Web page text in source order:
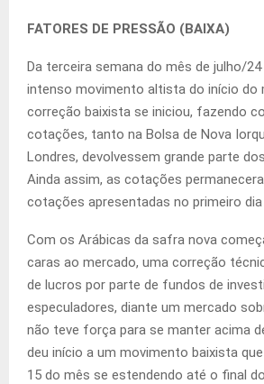
FATORES DE PRESSÃO (BAIXA)
Da terceira semana do mês de julho/
intenso movimento altista do início do
correção baixista se iniciou, fazendo
cotações, tanto na Bolsa de Nova
Londres, devolvessem grande parte
Ainda assim, as cotações
cotações apresentadas no primeiro
Com os Arábicas da safra nova
caras ao mercado, uma correção
de lucros por parte de fundos de
especuladores, diante um mercado
não teve força para se manter acima
deu início a um movimento baixista
15 do mês se estendendo até o final